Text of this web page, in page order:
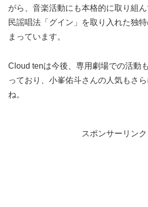
がら、音楽活動にも本格的に取り組
民謡唱法「グイン」を取り入れた独
まっています。
Cloud tenは今後、専用劇場での活動
っており、小峯佑斗さんの人気もさ
ね。
スポンサーリンク